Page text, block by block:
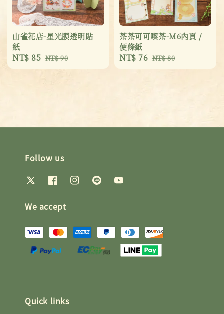
山雀花店-星光膜透明貼
紙
Sale
price
NT$ 85 Regular
price
NT$ 90
茶茶可可喫茶-M6內頁 /
便條紙
Sale
NT$ 76 Regular
price
NT$ 80
Follow us
We accept
Quick links